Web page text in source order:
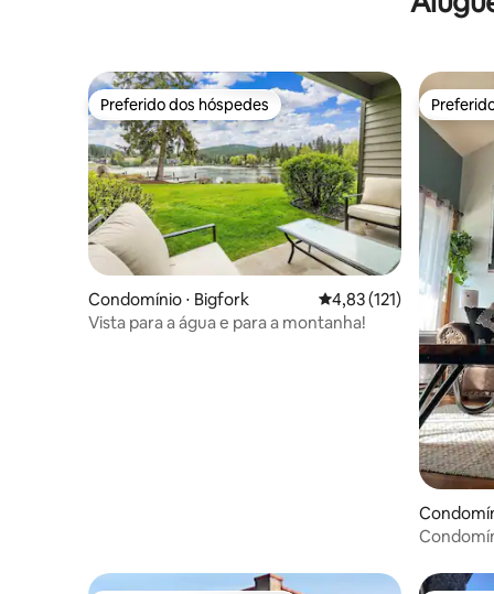
Preferido dos hóspedes
Preferido dos hóspedes
Condomínio ⋅ Bigfork 4,83 de uma avaliação
4,83 (121)
Vista para a água e para a montanha!